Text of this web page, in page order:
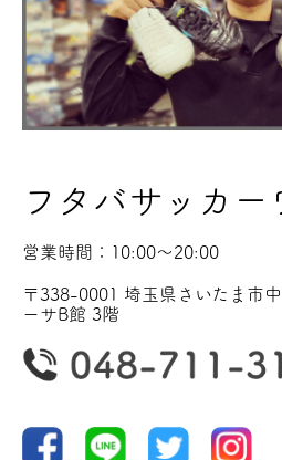
フタバサッカー
営業時間：10:00〜20:00
〒338-0001 埼玉県さいたま市
ーサB館 3階